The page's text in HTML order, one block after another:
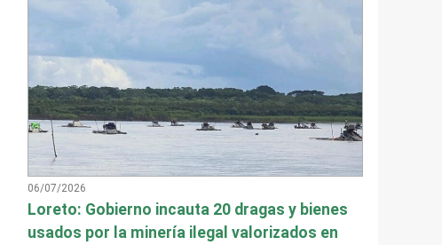
06/07/2026
Loreto: Gobierno incauta 20 dragas y bienes
usados por la minería ilegal valorizados en